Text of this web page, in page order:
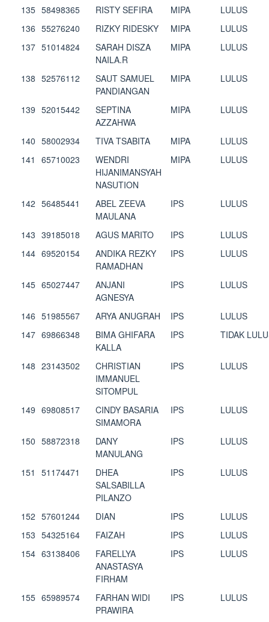
135 58498365 RISTY SEFIRA MIPA
LULUS
136 55276240 RIZKY RIDESKY MIPA
LULUS
137 51014824
SARAH DISZA
NAILA.R
MIPA LULUS
138 52576112
SAUT SAMUEL
PANDIANGAN
MIPA LULUS
139 52015442
SEPTINA
AZZAHWA
MIPA LULUS
140 58002934 TIVA TSABITA MIPA
LULUS
141
65710023
WENDRI
HIJANIMANSYAH
NASUTION
MIPA LULUS
142 56485441
ABEL ZEEVA
MAULANA
IPS LULUS
143 39185018 AGUS MARITO IPS
LULUS
144 69520154
ANDIKA REZKY
RAMADHAN
IPS LULUS
145 65027447
ANJANI
AGNESYA
IPS LULUS
146 51985567 ARYA ANUGRAH IPS
LULUS
147 69866348
BIMA GHIFARA
KALLA
IPS TIDAK
148 23143502
CHRISTIAN
IMMANUEL
SITOMPUL
IPS LULUS
149 69808517
CINDY BASARIA
SIMAMORA
IPS LULUS
150 58872318
DANY
MANULANG
IPS LULUS
151 51174471
DHEA
SALSABILLA
PILANZO
IPS LULUS
152 57601244 DIAN IPS
LULUS
153 54325164 FAIZAH IPS
LULUS
154 63138406
FARELLYA
ANASTASYA
FIRHAM
IPS LULUS
155 65989574
FARHAN WIDI
PRAWIRA
IPS LULUS